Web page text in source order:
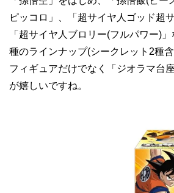
ピッコロ」、「超サイヤ人ゴッド超
「超サイヤ人ブロリー(フルパワー)
種のラインナップ(シークレット2種含
フィギュアだけでなく「ジオラマ台
が嬉しいですね。